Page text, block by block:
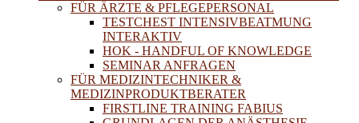
FÜR ÄRZTE & PFLEGEPERSONAL
TESTCHEST INTENSIVBEATMUNG
INTERAKTIV
HOK - HANDFUL OF KNOWLEDGE
SEMINAR ANFRAGEN
FÜR MEDIZINTECHNIKER &
MEDIZINPRODUKTBERATER
FIRSTLINE TRAINING FABIUS